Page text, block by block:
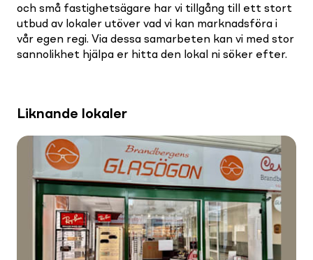
och små fastighetsägare har vi tillgång till ett stort
utbud av lokaler utöver vad vi kan marknadsföra i
vår egen regi. Via dessa samarbeten kan vi med stor
sannolikhet hjälpa er hitta den lokal ni söker efter.
Liknande lokaler